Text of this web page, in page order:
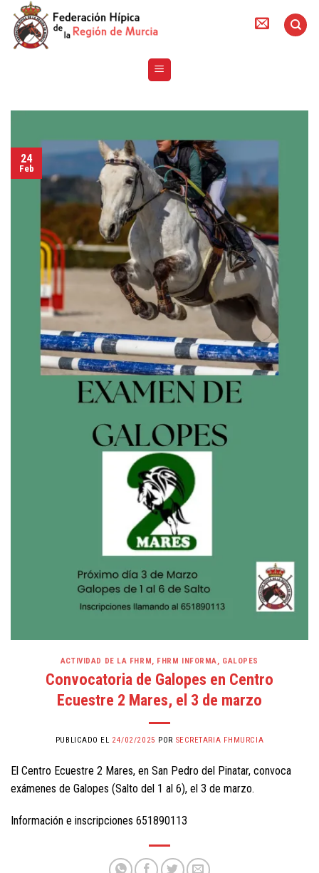
content
24
Feb
ACTIVIDAD DE LA FHRM , FHRM INFORMA, GALOPES
Convocatoria de Galopes en Centro
Ecuestre 2 Mares, el 3 de marzo
PUBLICADO EL 24/02/2025 POR SECRETARIA FHMURCIA
El Centro Ecuestre 2 Mares, en San Pedro del Pinatar, convoca
exámenes de Galopes (Salto del 1 al 6), el 3 de marzo.
Información e inscripciones 651890113